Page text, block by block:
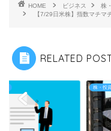
HOME ビジネス
株
【7/29日米株】指数マチマ
RELATED
株・投